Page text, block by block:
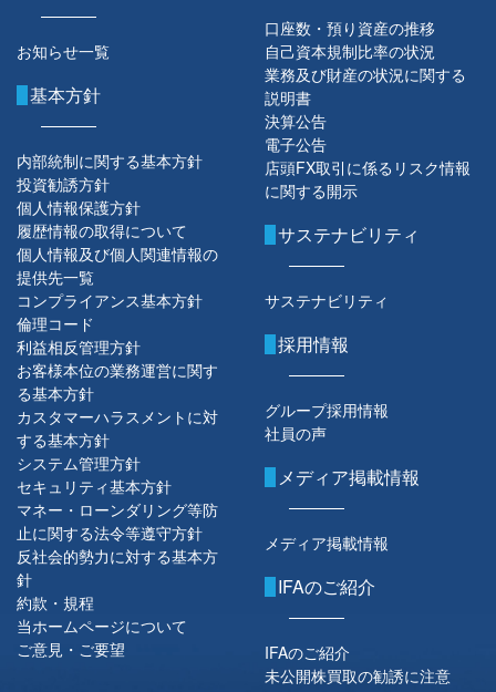
お知らせ一覧
口座数・預り資産の推移
自己資本規制比率の状況
業務及び財産の状況に関する
説明書
決算公告
電子公告
店頭FX取引に係るリスク情報
に関する開示
基本方針
内部統制に関する基本方針
投資勧誘方針
個人情報保護方針
履歴情報の取得について
個人情報及び個人関連情報の
提供先一覧
コンプライアンス基本方針
倫理コード
利益相反管理方針
お客様本位の業務運営に関す
る基本方針
カスタマーハラスメントに対
する基本方針
システム管理方針
セキュリティ基本方針
マネー・ローンダリング等防
止に関する法令等遵守方針
反社会的勢力に対する基本方
針
約款・規程
当ホームページについて
ご意見・ご要望
サステナビリティ
サステナビリティ
採用情報
グループ採用情報
社員の声
メディア掲載情報
メディア掲載情報
IFAのご紹介
IFAのご紹介
未公開株買取の勧誘に注意